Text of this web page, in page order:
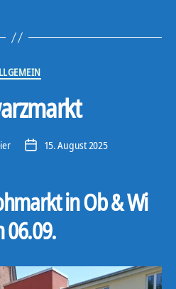
Kategorien
Veröffentlichungsdatum
15. August 2025
in Ob & Wi
06.09.